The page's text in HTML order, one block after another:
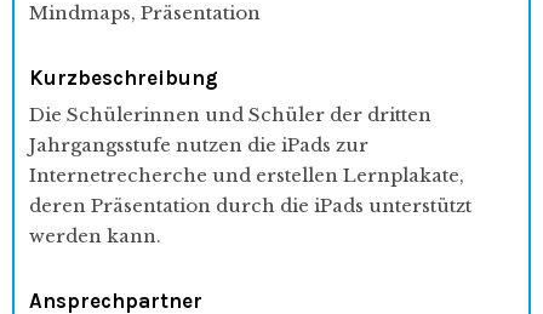
Mindmaps, Präsentation
Kurzbeschreibung
Die Schülerinnen und Schüler der dritten
Jahrgangsstufe nutzen die iPads zur
Internetrecherche und erstellen Lernplakate,
deren Präsentation durch die iPads unterstützt
werden kann.
Ansprechpartner